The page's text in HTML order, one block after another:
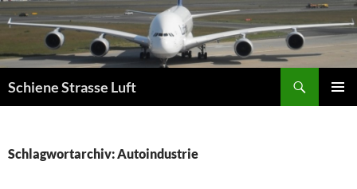
Zum
Inhalt
springen
Schiene Strasse Luft
Schlagwortarchiv: Autoindustrie